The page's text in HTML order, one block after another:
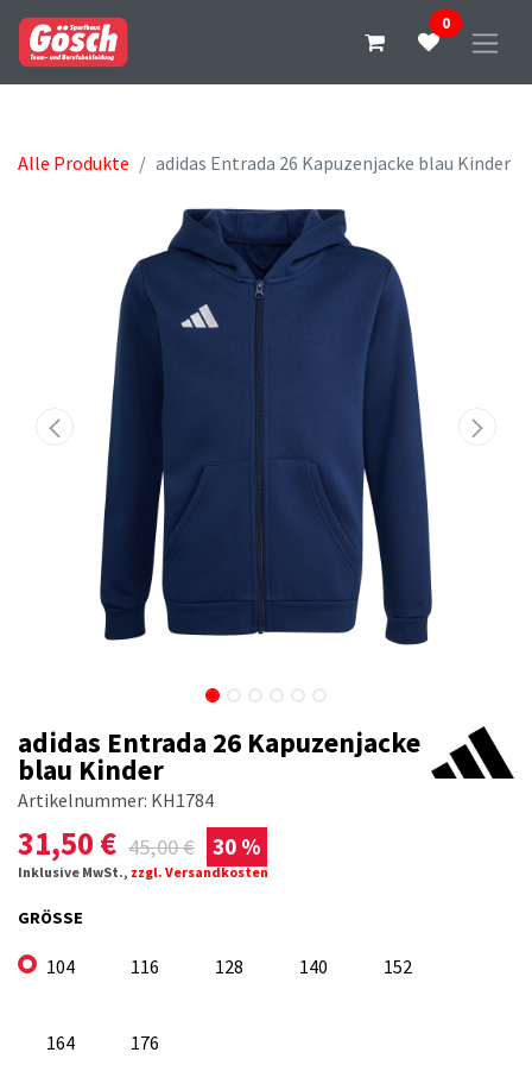
0
Alle Produkte adidas Entrada 26 Kapuzenjacke blau Kinder
adidas Entrada 26 Kapuzenjacke
blau Kinder
Artikelnummer: KH1784
31,50 € 45,00€ 30 %
Inklusive MwSt., zzgl. Versandkosten
GRÖSSE
104 116 128 140 152
164 176